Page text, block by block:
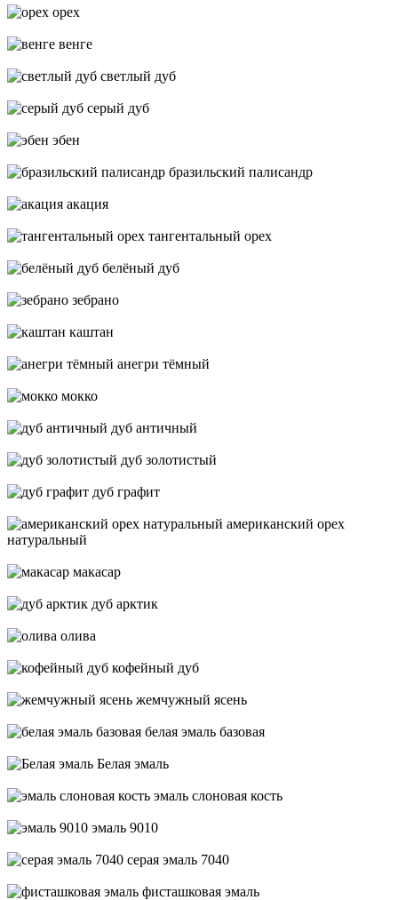
орех
венге
светлый дуб
серый дуб
эбен
бразильский палисандр
акация
тангентальный орех
белёный дуб
зебрано
каштан
анегри тёмный
мокко
дуб античный
дуб золотистый
дуб графит
американский орех
натуральный
макасар
дуб арктик
олива
кофейный дуб
жемчужный ясень
белая эмаль базовая
Белая эмаль
эмаль слоновая кость
эмаль 9010
серая эмаль 7040
фисташковая эмаль